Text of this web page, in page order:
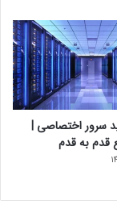
سرور اختصاصی |
قدم به قدم